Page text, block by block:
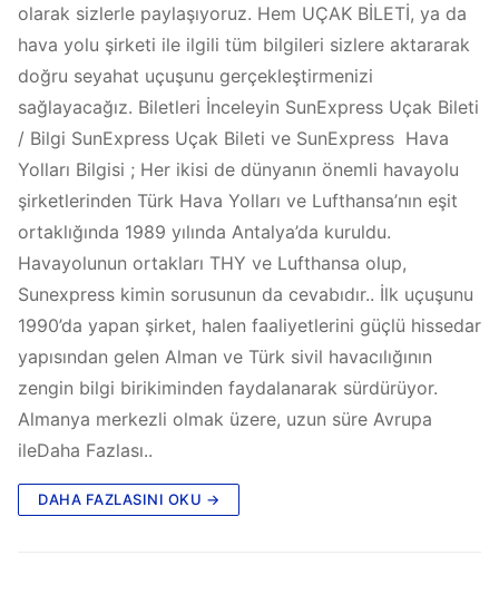
olarak sizlerle paylaşıyoruz. Hem UÇAK BİLETİ, ya da
hava yolu şirketi ile ilgili tüm bilgileri sizlere aktararak
doğru seyahat uçuşunu gerçekleştirmenizi
sağlayacağız. Biletleri İnceleyin SunExpress Uçak Bileti
/ Bilgi SunExpress Uçak Bileti ve SunExpress Hava
Yolları Bilgisi ; Her ikisi de dünyanın önemli havayolu
şirketlerinden Türk Hava Yolları ve Lufthansa’nın eşit
ortaklığında 1989 yılında Antalya’da kuruldu.
Havayolunun ortakları THY ve Lufthansa olup,
Sunexpress kimin sorusunun da cevabıdır.. İlk uçuşunu
1990’da yapan şirket, halen faaliyetlerini güçlü hissedar
yapısından gelen Alman ve Türk sivil havacılığının
zengin bilgi birikiminden faydalanarak sürdürüyor.
Almanya merkezli olmak üzere, uzun süre Avrupa
ileDaha Fazlası..
DAHA FAZLASINI OKU →